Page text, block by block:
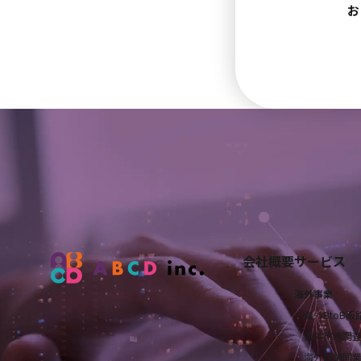
会社概要サービス
海外事業
海外BtoB販
海外市場調査
海外店舗開業